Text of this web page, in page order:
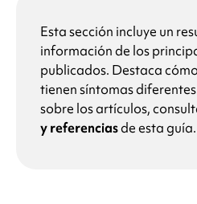
Esta sección incluye un
información de los
publicados. Destaca
tienen síntomas
sobre los artículos,
y referenciasde esta guía.